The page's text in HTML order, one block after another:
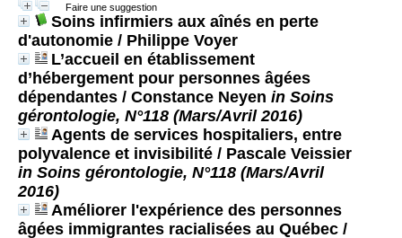
Faire une suggestion
Soins infirmiers aux aînés en perte
d'autonomie / Philippe Voyer
L’accueil en établissement
d’hébergement pour personnes âgées
dépendantes / Constance Neyen in Soins
gérontologie, N°118 (Mars/Avril 2016)
Agents de services hospitaliers, entre
polyvalence et invisibilité / Pascale Veissier
in Soins gérontologie, N°118 (Mars/Avril
2016)
Améliorer l'expérience des personnes
âgées immigrantes racialisées au Québec /